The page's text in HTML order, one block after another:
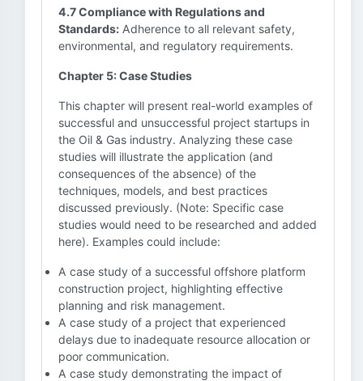
4.7 Compliance with Regulations and
Standards: Adherence to all relevant safety,
environmental, and regulatory requirements.
Chapter 5: Case Studies
This chapter will present real-world examples of
successful and unsuccessful project startups in
the Oil & Gas industry. Analyzing these case
studies will illustrate the application (and
consequences of the absence) of the
techniques, models, and best practices
discussed previously. (Note: Specific case
studies would need to be researched and added
here). Examples could include:
A case study of a successful offshore platform
construction project, highlighting effective
planning and risk management.
A case study of a project that experienced
delays due to inadequate resource allocation or
poor communication.
A case study demonstrating the impact of